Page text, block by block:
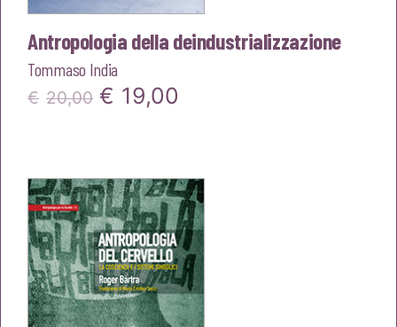
Antropologia della deindustrializzazione
Tommaso India
€ 20,00 Il
era:
€20,00.
€ 19,00
è:
€19,00.